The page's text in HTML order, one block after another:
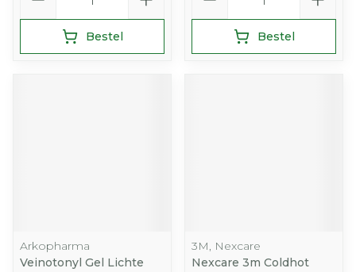
Bestel Bestel
Arkopharma
Veinotonyl Gel Lichte
3M, Nexcare
Nexcare 3m Coldhot